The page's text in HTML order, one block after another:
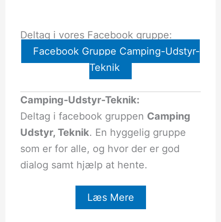
Deltag i vores Facebook gruppe:
Facebook Gruppe Camping-Udstyr-
Teknik
Camping-Udstyr-Teknik:
Deltag i facebook gruppen Camping
Udstyr, Teknik. En hyggelig gruppe
som er for alle, og hvor der er god
dialog samt hjælp at hente.
Læs Mere